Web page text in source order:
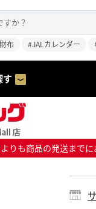
布 #JALカレンダー
す
も商品の発送まで